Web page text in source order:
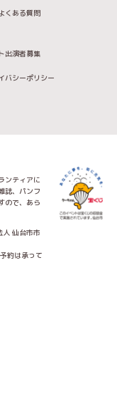
くある質問
出演者募集
バシーポリシー
ンティアに
誌、パンフ
ので、あら
仙台市市
約は承って